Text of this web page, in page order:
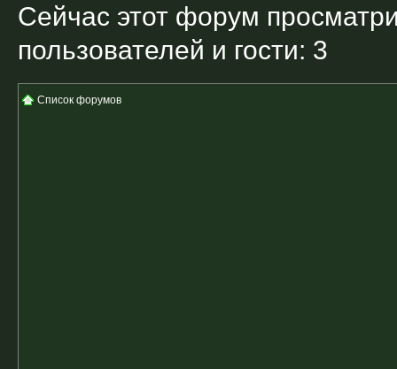
Сейчас этот форум
пользователей и гости: 3
Список форумов